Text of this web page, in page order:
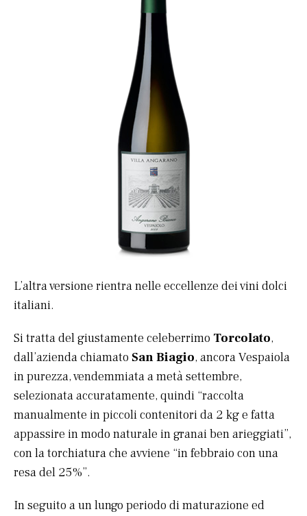
L’altra versione rientra nelle eccellenze dei vini dolci
italiani.
Si tratta del giustamente celeberrimo Torcolato,
dall’azienda chiamato San Biagio, ancora Vespaiola
in purezza, vendemmiata a metà settembre,
selezionata accuratamente, quindi “raccolta
manualmente in piccoli contenitori da 2 kg e fatta
appassire in modo naturale in granai ben arieggiati”,
con la torchiatura che avviene “in febbraio con una
resa del 25%”.
In seguito a un lungo periodo di maturazione ed